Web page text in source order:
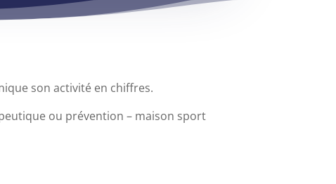
son activité en chiffres.
ou prévention – maison sport